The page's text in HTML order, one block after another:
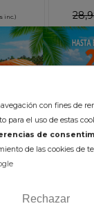
inc.)
-10%
con fines de
para el uso de estas
de
de las cookies de
Rechazar